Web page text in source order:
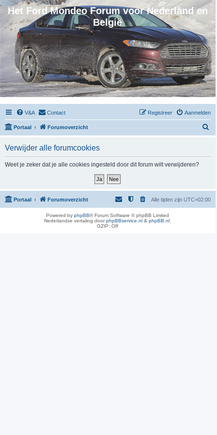
Het Ford Mondeo Forum voor Nederland en
België
V&A Contact Aanmelden
Registreer
Portaal Forumoverzicht
Verwijder alle forumcookies
Weet je zeker dat je alle cookies ingesteld door dit forum wilt verwijderen?
Portaal Forumoverzicht Alle tijden zijn UTC+02:00
Powered byphpBB® Forum Software © phpBB Limited
Nederlandse vertaling doorphpBBservice.nl &phpBB.nl
GZIP: Off